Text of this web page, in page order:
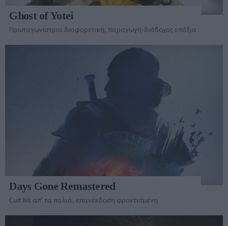
Ghost of Yotei
Πρωταγωνίστρια διαφορετική, παραγωγή-διάδοχος επάξια
Days Gone Remastered
Cult hit απ' τα παλιά, επανέκδοση φροντισμένη